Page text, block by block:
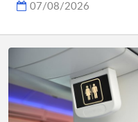
07/08/2026